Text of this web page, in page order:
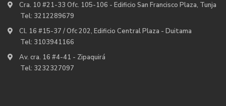
Cra. 10 #21-33 Ofc. 105-106 - Edificio San Francisco Plaza, Tunja
Tel: 3212289679
Cl. 16 #15-37 / Ofc 202, Edificio Central Plaza - Duitama
Tel: 3103941166
Av. cra. 16 #4-41 - Zipaquirá
Tel: 3232327097